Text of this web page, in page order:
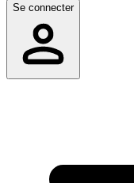
Se connecter